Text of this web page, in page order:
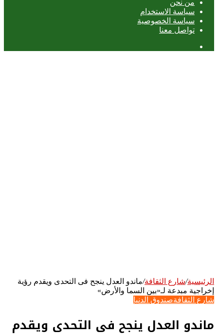
من نحن
سياسة الاستخدام
سياسة الخصوصية
تواصل معنا
الرئيسية/شارع الثقافة/ماندو العدل ينجح فى التحدى ويقدم رؤية
إخراجية مبدعة لـ«بين السما والأرض»
شارع الثقافةصندوق الدنيا
ماندو العدل ينجح فى التحدى ويقدم